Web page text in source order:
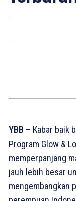
YBB – Kabar baik
Program Glow &
memperpanjang
jauh lebih besar
mengembangkan